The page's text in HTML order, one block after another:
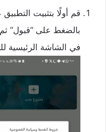
قم أولًا بتثبيت
بالضغط على “قبول”
في الشاشة الرئيسية